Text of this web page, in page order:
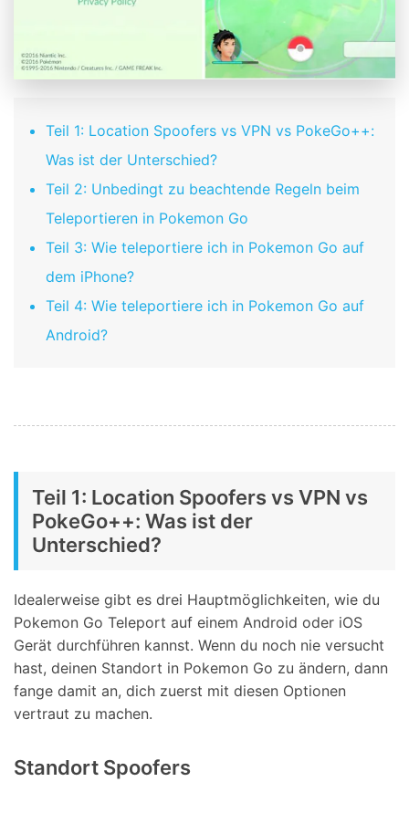
Teil 1: Location Spoofers vs VPN vs PokeGo++:
Was ist der Unterschied?
Teil 2: Unbedingt zu beachtende Regeln beim
Teleportieren in Pokemon Go
Teil 3: Wie teleportiere ich in Pokemon Go auf
dem iPhone?
Teil 4: Wie teleportiere ich in Pokemon Go auf
Android?
Teil 1: Location Spoofers vs VPN vs
PokeGo++: Was ist der
Unterschied?
Idealerweise gibt es drei Hauptmöglichkeiten, wie du
Pokemon Go Teleport auf einem Android oder iOS
Gerät durchführen kannst. Wenn du noch nie versucht
hast, deinen Standort in Pokemon Go zu ändern, dann
fange damit an, dich zuerst mit diesen Optionen
vertraut zu machen.
Standort Spoofers